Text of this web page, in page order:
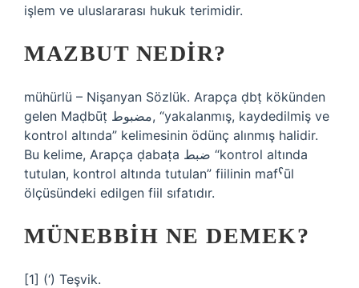
işlem ve uluslararası hukuk terimidir.
MAZBUT NEDIR?
mühürlü – Nişanyan Sözlük. Arapça ḍbṭ kökünden
gelen Maḍbūṭ مضبوط, “yakalanmış, kaydedilmiş ve
kontrol altında” kelimesinin ödünç alınmış halidir.
Bu kelime, Arapça ḍabaṭa ضبط “kontrol altında
tutulan, kontrol altında tutulan” fiilinin mafˁūl
ölçüsündeki edilgen fiil sıfatıdır.
MÜNEBBIH NE DEMEK?
[1] (‘) Teşvik.